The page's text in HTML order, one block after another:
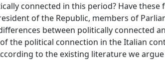
connected in this period? Have these
of the Republic, members of
between politically connected
the political connection in the Italian
to the existing literature we